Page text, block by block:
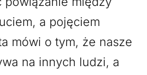
a pojęciem
mówi o tym, że nasze
na innych ludzi, a